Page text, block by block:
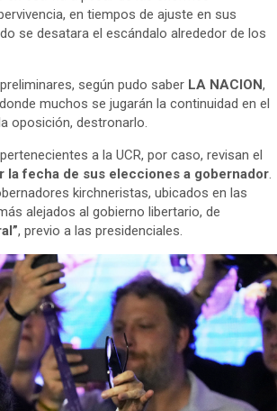
en tiempos de ajuste en sus
se desatara el escándalo alrededor de los
según pudo saber LA NACION,
muchos se jugarán la continuidad en el
oposición, destronarlo.
a la UCR, por caso, revisan el
la fecha de sus elecciones a gobernador.
kirchneristas, ubicados en las
alejados al gobierno libertario, de
, previo a las presidenciales.